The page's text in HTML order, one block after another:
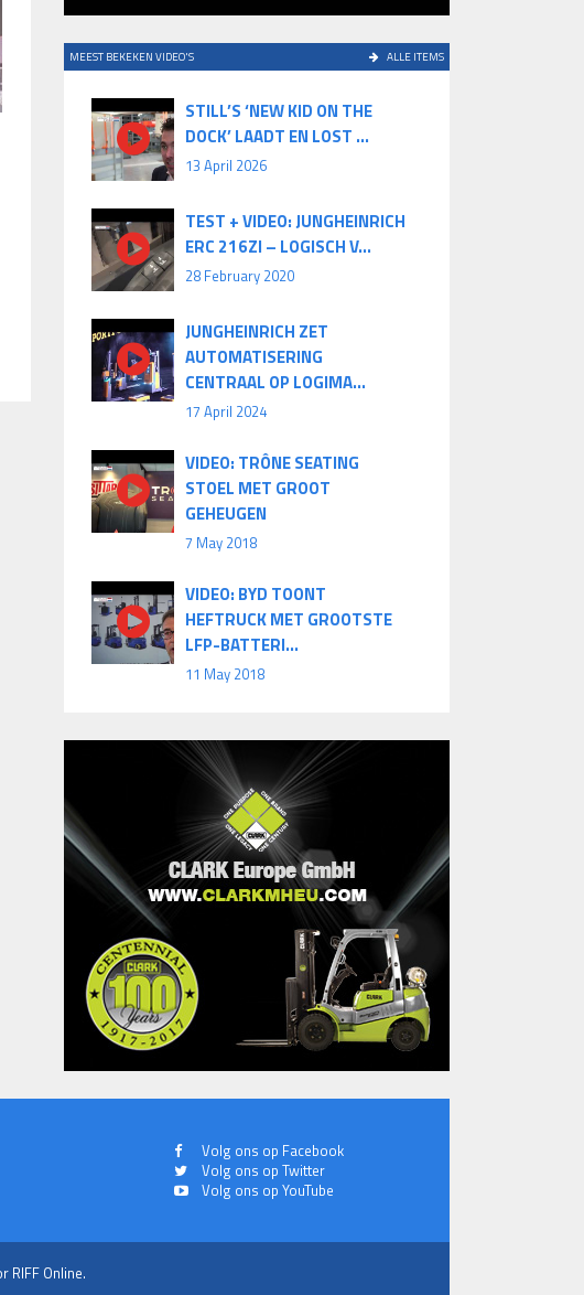
MEEST BEKEKEN VIDEO'S ALLE ITEMS
STILL’S ‘NEW KID ON THE
DOCK’ LAADT EN LOST ...
13 April 2026
TEST + VIDEO: JUNGHEINRICH
ERC 216ZI – LOGISCH V...
28 February 2020
JUNGHEINRICH ZET
AUTOMATISERING
CENTRAAL OP LOGIMA...
17 April 2024
VIDEO: TRÔNE SEATING
STOEL MET GROOT
GEHEUGEN
7 May 2018
VIDEO: BYD TOONT
HEFTRUCK MET GROOTSTE
LFP-BATTERI...
11 May 2018
Volg ons op Facebook
Volg ons op Twitter
Volg ons op YouTube
RIFF Online.